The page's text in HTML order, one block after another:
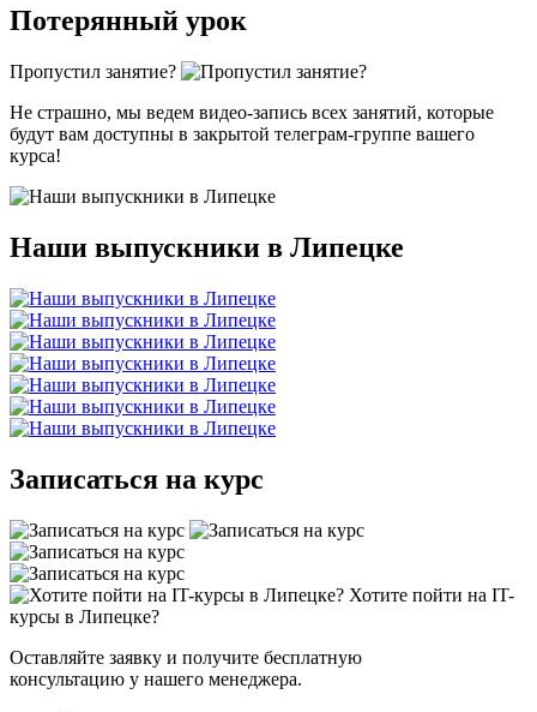
Потерянный урок
Пропустил занятие?
Не страшно, мы ведем видео-запись всех занятий, которые
будут вам доступны в закрытой телеграм-группе вашего
курса!
Наши выпускники в Липецке
Записаться на курс
Хотите пойти на IT-
курсы в Липецке?
Оставляйте заявку и получите бесплатную
консультацию у нашего менеджера.